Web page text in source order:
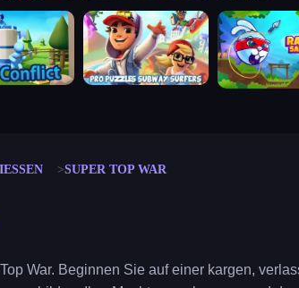
subway surfers rabbit
SUPER TOP WAR
War. Beginnen Sie auf einer kargen,